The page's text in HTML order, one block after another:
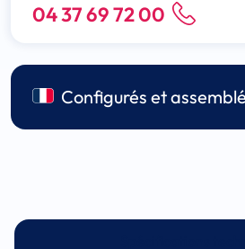
04 37 69 72 00
Configurés et